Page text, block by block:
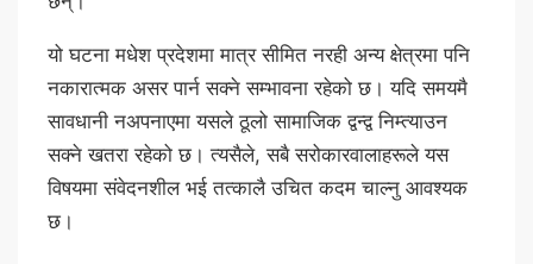
यो घटना मधेश प्रदेशमा मात्र सीमित नरही अन्य क्षेत्रमा पनि
नकारात्मक असर पार्न सक्ने सम्भावना रहेको छ। यदि समयमै
सावधानी नअपनाएमा यसले ठूलो सामाजिक द्वन्द्व निम्त्याउन
सक्ने खतरा रहेको छ। त्यसैले, सबै सरोकारवालाहरूले यस
विषयमा संवेदनशील भई तत्कालै उचित कदम चाल्नु आवश्यक
छ।